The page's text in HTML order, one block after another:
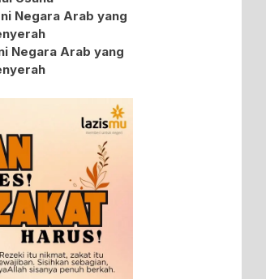
Negara Arab yang
Negara Arab yang